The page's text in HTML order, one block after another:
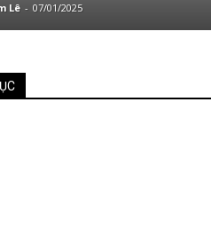
Lê - 07/01/2025